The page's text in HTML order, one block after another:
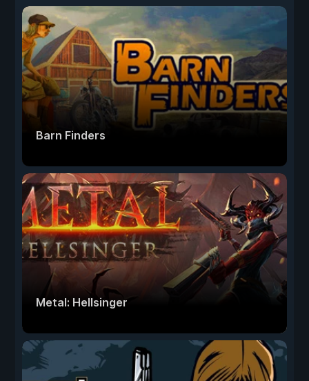
Barn Finders
Metal: Hellsinger